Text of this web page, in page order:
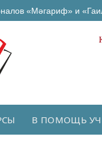
«Мәгариф» и
В ПОМОЩЬ